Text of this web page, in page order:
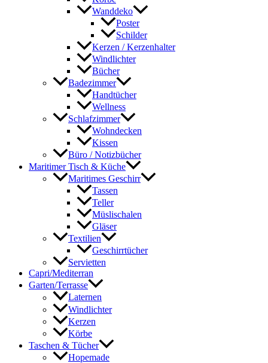
Wanddeko
Poster
Schilder
Kerzen / Kerzenhalter
Windlichter
Bücher
Badezimmer
Handtücher
Wellness
Schlafzimmer
Wohndecken
Kissen
Büro / Notizbücher
Maritimer Tisch & Küche
Maritimes Geschirr
Tassen
Teller
Müslischalen
Gläser
Textilien
Geschirrtücher
Servietten
Capri/Mediterran
Garten/Terrasse
Laternen
Windlichter
Kerzen
Körbe
Taschen & Tücher
Hopemade